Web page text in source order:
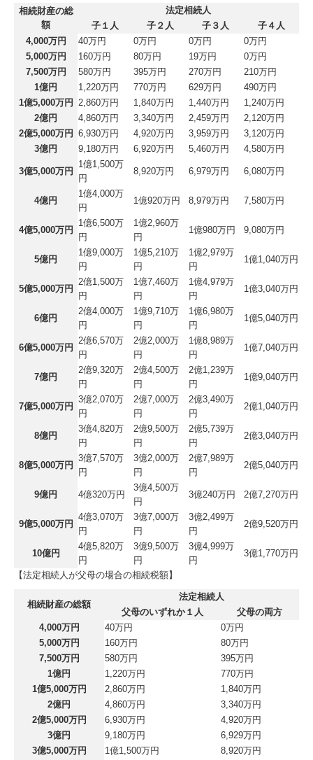
相続財産の総
額
法定相続人
子１人
子２人 子３人
子４人
4,000万円
40万円 0万円 0万円
0万円
5,000万円
160万円 80万円 19万円
0万円
7,500万円
580万円 395万円 270万円
210万円
1億円
1,220万円 770万円 629万円
490万円
1億5,000万円 2,860万円 1,840万円 1,440万円
1,240万円
2億円
4,860万円 3,340万円 2,459万円
2,120万円
2億5,000万円 6,930万円 4,920万円 3,959万円
3,120万円
3億円
9,180万円 6,920万円 5,460万円 4,580万円
3億5,000万円
1億1,500万
円
8,920万円 6,979万円 6,080万円
4億円
1億4,000万
円
1億920万円 8,979万円 7,580万円
4億5,000万円
1億6,500万
円
1億2,960万
円
1億980万円 9,080万円
5億円
1億9,000万
円
1億5,210万
円
1億2,979万
円
1億1,040万円
5億5,000万円
2億1,500万
円
1億7,460万
円
1億4,979万
円
1億3,040万円
6億円
2億4,000万
円
1億9,710万
円
1億6,980万
円
1億5,040万円
6億5,000万円
2億6,570万
円
2億2,000万
円
1億8,989万
円
1億7,040万円
7億円
2億9,320万
円
2億4,500万
円
2億1,239万
円
1億9,040万円
7億5,000万円
3億2,070万
円
2億7,000万
円
2億3,490万
円
2億1,040万円
8億円
3億4,820万
円
2億9,500万
円
2億5,739万
円
2億3,040万円
8億5,000万円
3億7,570万
円
3億2,000万
円
2億7,989万
円
2億5,040万円
9億円 4億320万円
3億4,500万
円
3億240万円 2億7,270万円
9億5,000万円
4億3,070万
円
3億7,000万
円
3億2,499万
円
2億9,520万円
10億円
4億5,820万
円
3億9,500万
円
3億4,999万
円
3億1,770万円
【法定相続人が父母の場合の相続税額】
相続財産の総額
法定相続人
父母のいずれか１人
父母の両方
4,000万円
40万円
0万円
5,000万円
160万円
80万円
7,500万円
580万円
395万円
1億円
1,220万円
770万円
1億5,000万円
2,860万円
1,840万円
2億円
4,860万円
3,340万円
2億5,000万円
6,930万円
4,920万円
3億円
9,180万円
6,929万円
3億5,000万円
1億1,500万円
8,920万円